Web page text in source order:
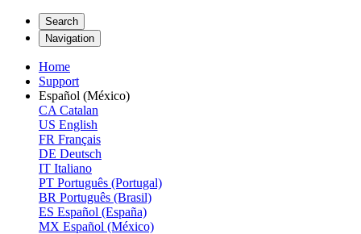
Search
Navigation
Home
Support
Español (México)
CA Catalan
US English
FR Français
DE Deutsch
IT Italiano
PT Português (Portugal)
BR Português (Brasil)
ES Español (España)
MX Español (México)